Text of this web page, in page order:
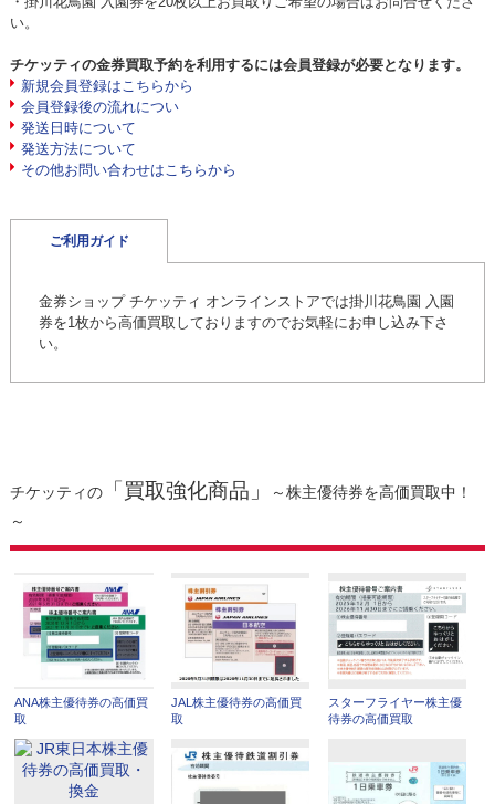
い。
チケッティの金券買取予約を利用するには会員登録が必要となります。
新規会員登録はこちらから
会員登録後の流れについ
発送日時について
発送方法について
その他お問い合わせはこちらから
ご利用ガイド
金券ショップ チケッティ オンラインストアでは掛川花鳥園 入園
券を1枚から高価買取しておりますのでお気軽にお申し込み下さ
い。
チケッティの「買取強化商品」
～株主優待券を高価買取中！
～
ANA株主優待券の高価買
取
JAL株主優待券の高価買
取
スターフライヤー株主優
待券の高価買取